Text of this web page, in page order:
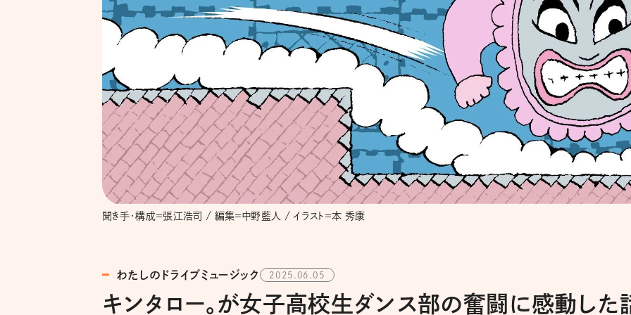
聞き手・構成＝張江浩司 / 編集＝中野藍人 / イラスト＝本 秀康
わたしのドライブミュージック 2025.06.05
キンタロー。が女子高校生ダンス部の奮闘に感動した